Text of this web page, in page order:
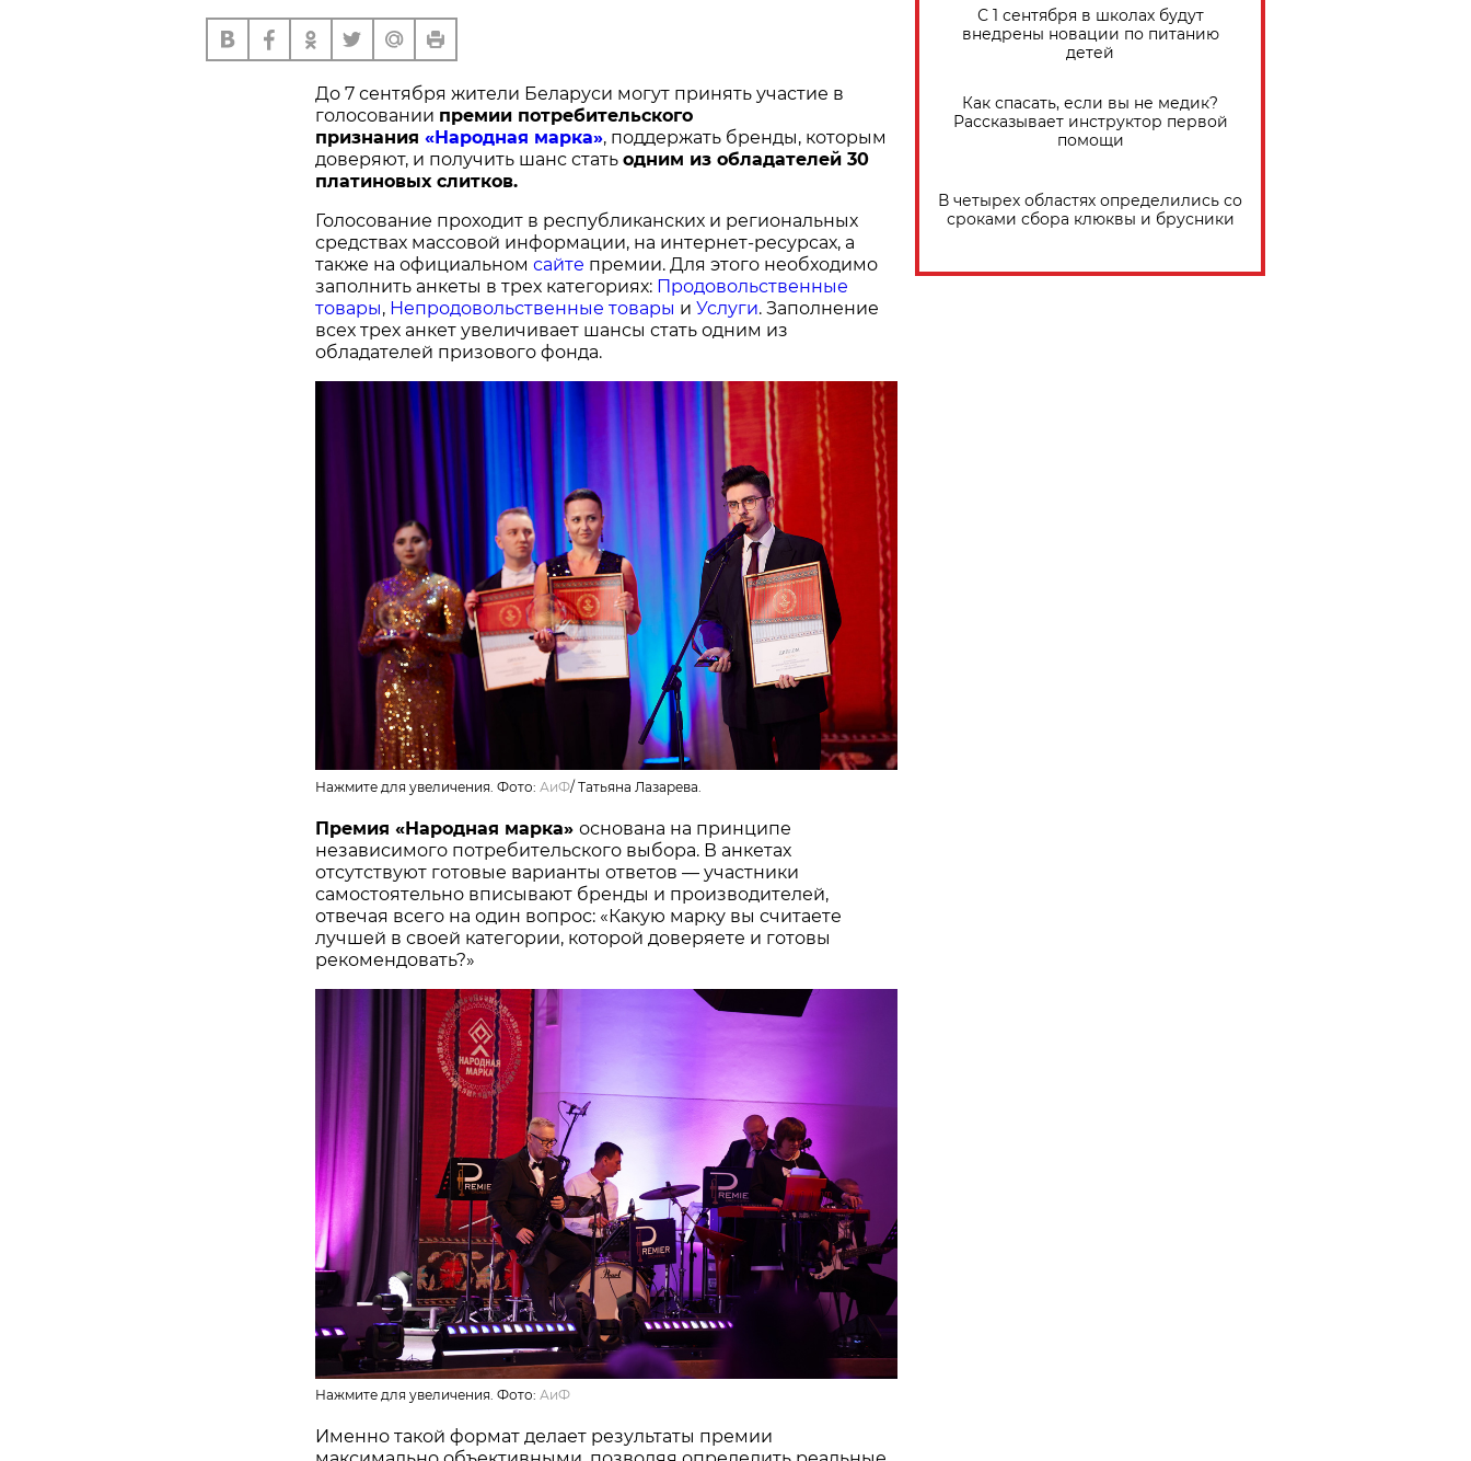
До 7 сентября жители Беларуси могут принять участие в
голосовании премии потребительского
признания «Народная марка», поддержать бренды, которым
доверяют, и получить шанс стать одним из обладателей 30
платиновых слитков.
Голосование проходит в республиканских и региональных
средствах массовой информации, на интернет-ресурсах, а
также на официальном сайте премии. Для этого необходимо
заполнить анкеты в трех категориях: Продовольственные
товары, Непродовольственные товары и Услуги. Заполнение
всех трех анкет увеличивает шансы стать одним из
обладателей призового фонда.
Нажмите для увеличения. Фото: АиФ/ Татьяна Лазарева.
Премия «Народная марка» основана на принципе
независимого потребительского выбора. В анкетах
отсутствуют готовые варианты ответов — участники
самостоятельно вписывают бренды и производителей,
отвечая всего на один вопрос: «Какую марку вы считаете
лучшей в своей категории, которой доверяете и готовы
рекомендовать?»
Нажмите для увеличения. Фото: АиФ
Именно такой формат делает результаты премии
С 1 сентября в школах будут
внедрены новации по питанию
детей
Как спасать, если вы не медик?
Рассказывает инструктор первой
помощи
В четырех областях определились со
сроками сбора клюквы и брусники